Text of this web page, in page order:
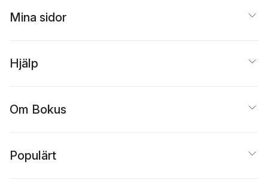
Mina sidor
Hjälp
Om Bokus
Populärt